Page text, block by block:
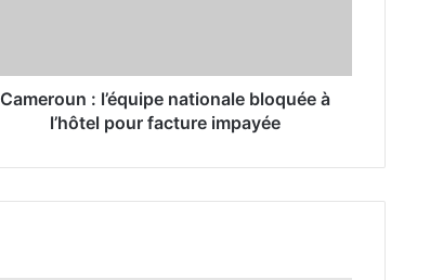
Cameroun : l’équipe nationale bloquée à
l’hôtel pour facture impayée